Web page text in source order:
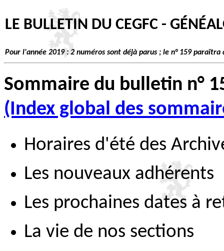
LE BULLETIN DU CEGFC -
Pour l'année 2019 : 2 numéros sont déjà parus ; le n° 159
Sommaire du bulletin n°
(Index global des
Horaires d'été des
Les nouveaux adhérents
Les prochaines dates à
La vie de nos sections